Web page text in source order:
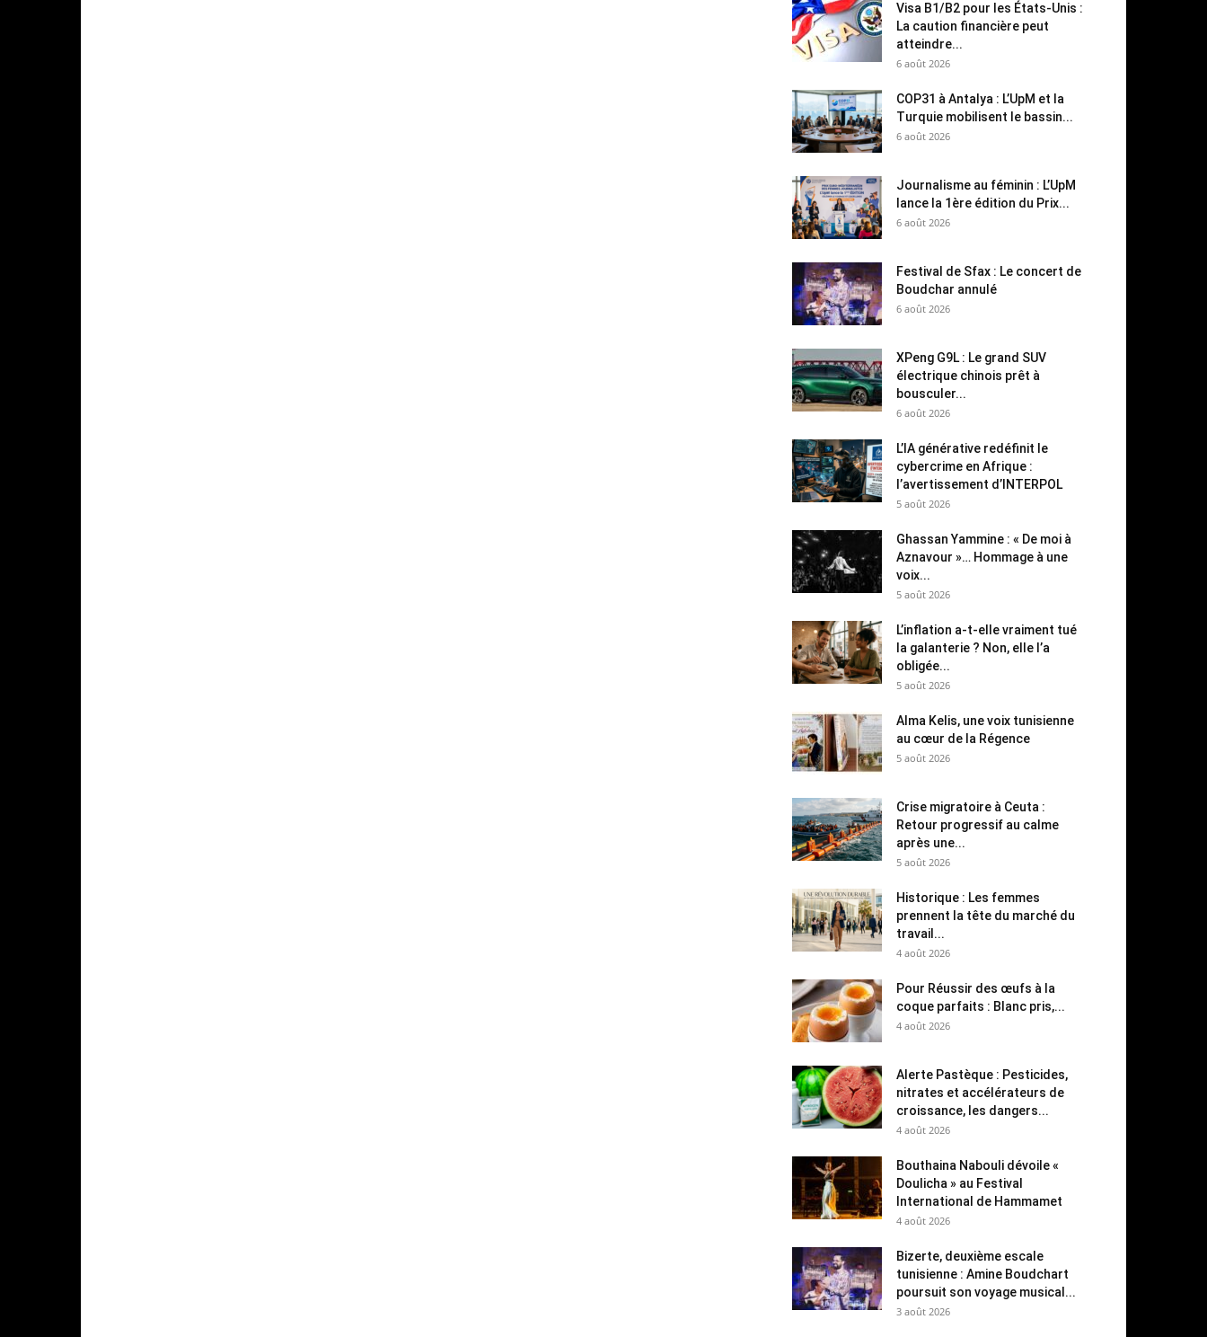
Visa B1/B2 pour les États-Unis :
La caution financière peut
atteindre...
6 août 2026
COP31 à Antalya : L’UpM et la
Turquie mobilisent le bassin...
6 août 2026
Journalisme au féminin : L’UpM
lance la 1ère édition du Prix...
6 août 2026
Festival de Sfax : Le concert de
Boudchar annulé
6 août 2026
XPeng G9L : Le grand SUV
électrique chinois prêt à
bousculer...
6 août 2026
L’IA générative redéfinit le
cybercrime en Afrique :
l’avertissement d’INTERPOL
5 août 2026
Ghassan Yammine : « De moi à
Aznavour »… Hommage à une
voix...
5 août 2026
L’inflation a-t-elle vraiment tué
la galanterie ? Non, elle l’a
obligée...
5 août 2026
Alma Kelis, une voix tunisienne
au cœur de la Régence
5 août 2026
Crise migratoire à Ceuta :
Retour progressif au calme
après une...
5 août 2026
Historique : Les femmes
prennent la tête du marché du
travail...
4 août 2026
Pour Réussir des œufs à la
coque parfaits : Blanc pris,...
4 août 2026
Alerte Pastèque : Pesticides,
nitrates et accélérateurs de
croissance, les dangers...
4 août 2026
Bouthaina Nabouli dévoile «
Doulicha » au Festival
International de Hammamet
4 août 2026
Bizerte, deuxième escale
tunisienne : Amine Boudchart
poursuit son voyage musical...
3 août 2026